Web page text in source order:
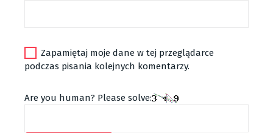
Zapamiętaj moje dane w tej przeglądarce
podczas pisania kolejnych komentarzy.
Are you human? Please solve: